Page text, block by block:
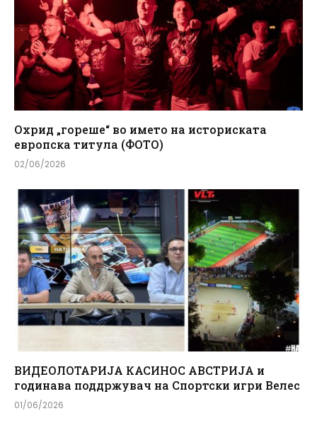
Охрид „гореше“ во името на историската
европска титула (ФОТО)
02/06/2026
ВИДЕОЛОТАРИЈА КАСИНОС АВСТРИЈА и
годинава поддржувач на Спортски игри Велес
01/06/2026